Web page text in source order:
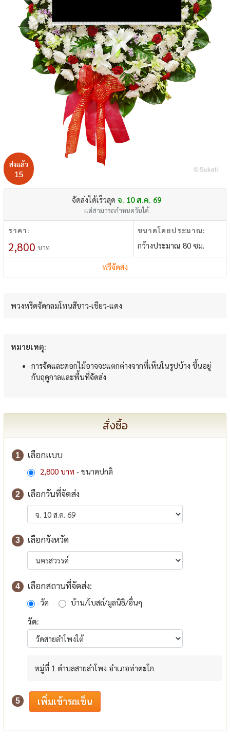
ส่งแล้ว
15
จัดส่งได้เร็วสุด จ. 10 ส.ค. 69
แต่สามารถกำหนดวันได้
ราคา:
2,800 บาท
ขนาดโดยประมาณ:
กว้างประมาณ 80 ซม.
ฟรีจัดส่ง
พวงหรีดจัดกลมโทนสีขาว-เขียว-แดง
หมายเหตุ:
การจัดและดอกไม้อาจจะแตกต่างจากที่เห็นในรูปบ้าง ขึ้นอยู่
กับฤดูกาลและพื้นที่จัดส่ง
สั่งซื้อ
1 เลือกแบบ
2,800 บาท - ขนาดปกติ
2 เลือกวันที่จัดส่ง
3 เลือกจังหวัด
4 เลือกสถานที่จัดส่ง:
วัด
บ้าน/โบสถ์/มูลนิธิ/อื่นๆ
วัด:
หมู่ที่ 1 ตำบลสายลำโพง อำเภอท่าตะโก
5